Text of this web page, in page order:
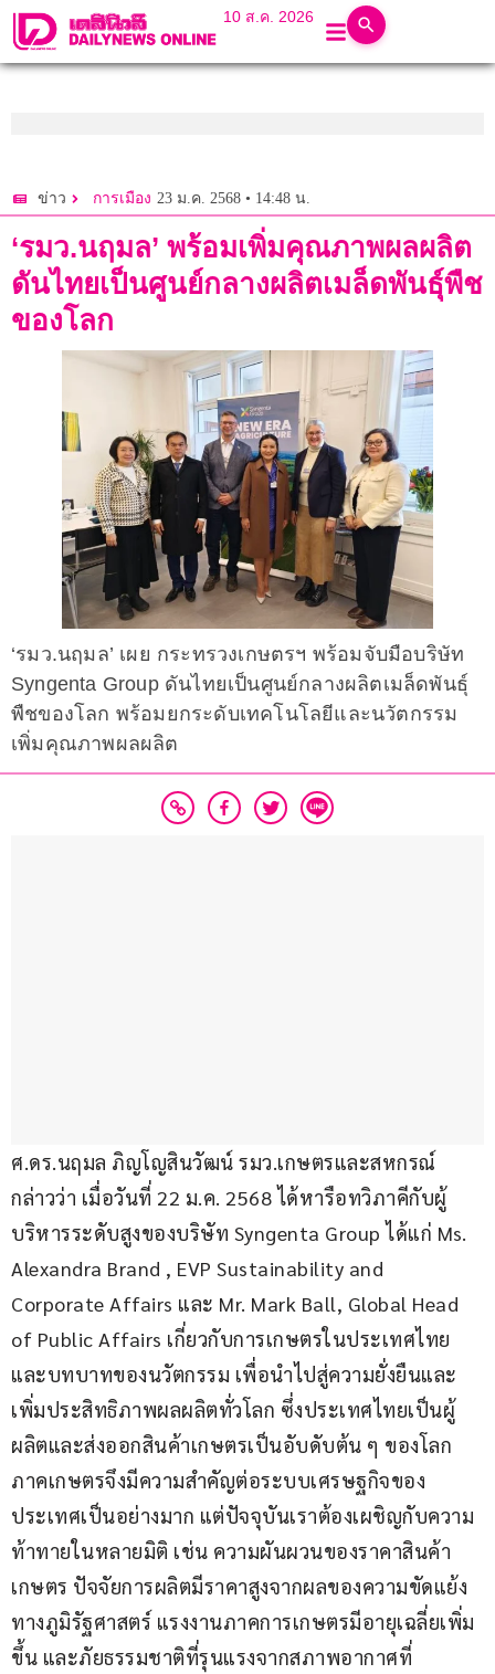
10 ส.ค. 2026
ข่าว การเมือง 23 ม.ค. 2568 • 14:48 น.
‘รมว.นฤมล’ พร้อมเพิ่มคุณภาพผลผลิต
ดันไทยเป็นศูนย์กลางผลิตเมล็ดพันธุ์พืช
ของโลก
‘รมว.นฤมล’ เผย กระทรวงเกษตรฯ พร้อมจับมือบริษัท
Syngenta Group ดันไทยเป็นศูนย์กลางผลิตเมล็ดพันธุ์
พืชของโลก พร้อมยกระดับเทคโนโลยีและนวัตกรรม
เพิ่มคุณภาพผลผลิต
ศ.ดร.นฤมล ภิญโญสินวัฒน์ รมว.เกษตรและสหกรณ์
กล่าวว่า เมื่อวันที่ 22 ม.ค. 2568 ได้หารือทวิภาคีกับผู้
บริหารระดับสูงของบริษัท Syngenta Group ได้แก่ Ms.
Alexandra Brand , EVP Sustainability and
Corporate Affairs และ Mr. Mark Ball, Global Head
of Public Affairs เกี่ยวกับการเกษตรในประเทศไทย
และบทบาทของนวัตกรรม เพื่อนำไปสู่ความยั่งยืนและ
เพิ่มประสิทธิภาพผลผลิตทั่วโลก ซึ่งประเทศไทยเป็นผู้
ผลิตและส่งออกสินค้าเกษตรเป็นอับดับต้น ๆ ของโลก
ภาคเกษตรจึงมีความสำคัญต่อระบบเศรษฐกิจของ
ประเทศเป็นอย่างมาก แต่ปัจจุบันเราต้องเผชิญกับความ
ท้าทายในหลายมิติ เช่น ความผันผวนของราคาสินค้า
เกษตร ปัจจัยการผลิตมีราคาสูงจากผลของความขัดแย้ง
ทางภูมิรัฐศาสตร์ แรงงานภาคการเกษตรมีอายุเฉลี่ยเพิ่ม
ขึ้น และภัยธรรมชาติที่รุนแรงจากสภาพอากาศที่